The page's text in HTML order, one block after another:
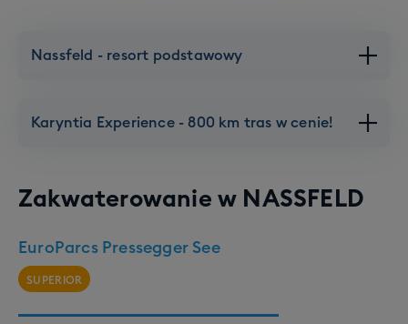
Nassfeld - resort podstawowy
Karyntia Experience - 800 km tras w cenie!
Zakwaterowanie w NASSFELD
EuroParcs Pressegger See
SUPERIOR